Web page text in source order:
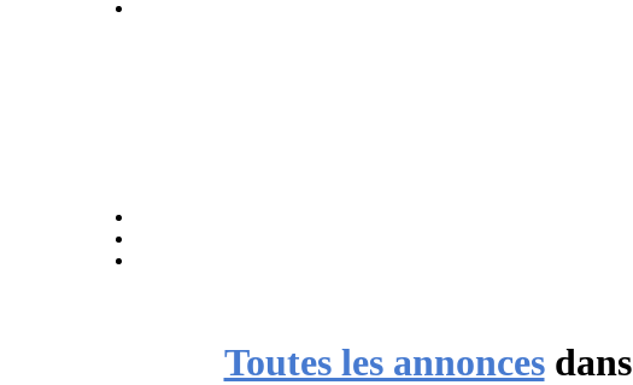
Toutes les annoncesdans